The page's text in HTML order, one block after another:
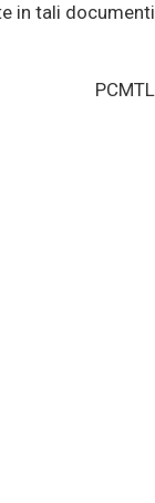
in tali documenti
PCMTL